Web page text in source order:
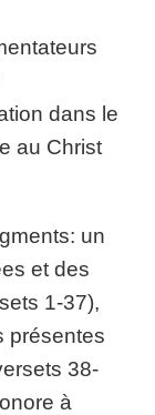
dans le
au Christ
un
et des
1-37),
présentes
38-
à